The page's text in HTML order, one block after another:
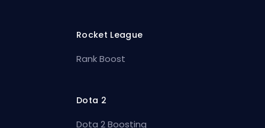
Rocket League
Rank Boost
Dota 2
Dota 2 Boosting